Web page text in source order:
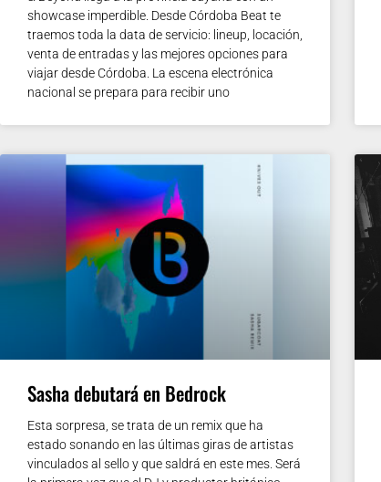
showcase imperdible. Desde Córdoba Beat te
traemos toda la data de servicio: lineup, locación,
venta de entradas y las mejores opciones para
viajar desde Córdoba. La escena electrónica
nacional se prepara para recibir uno
Sasha debutará en Bedrock
Esta sorpresa, se trata de un remix que ha
estado sonando en las últimas giras de artistas
vinculados al sello y que saldrá en este mes. Será